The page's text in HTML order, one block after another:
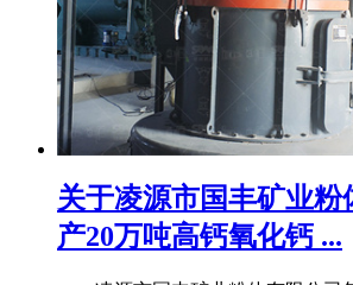
关于凌源市国丰矿业粉
产20万吨高钙氧化钙 ...